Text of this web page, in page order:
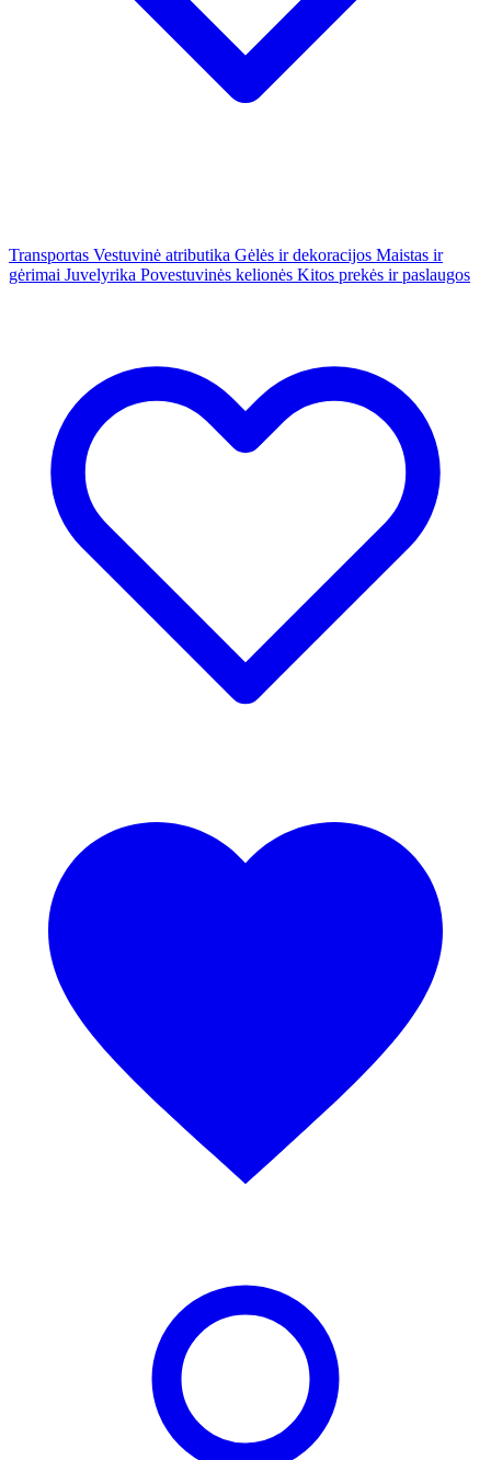
Transportas Vestuvinė atributika Gėlės ir dekoracijos Maistas ir
gėrimai Juvelyrika Povestuvinės kelionės Kitos prekės ir paslaugos